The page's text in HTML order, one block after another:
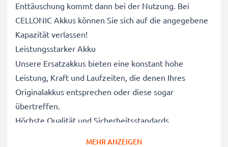
Enttäuschung kommt dann bei der Nutzung. Bei
CELLONIC Akkus können Sie sich auf die angegebene
Kapazität verlassen!
Leistungsstarker Akku
Unsere Ersatzakkus bieten eine konstant hohe
Leistung, Kraft und Laufzeiten, die denen Ihres
Originalakkus entsprechen oder diese sogar
übertreffen.
Höchste Qualität und Sicherheitsstandards
MEHR ANZEIGEN